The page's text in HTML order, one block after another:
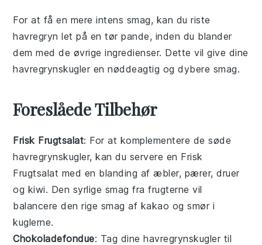
For at få en mere intens smag, kan du riste
havregryn let på en tør pande, inden du blander
dem med de øvrige ingredienser. Dette vil give dine
havregrynskugler en nøddeagtig og dybere smag.
Foreslåede Tilbehør
Frisk Frugtsalat: For at komplementere de søde
havregrynskugler, kan du servere en Frisk
Frugtsalat med en blanding afæbler, pærer,druer
og kiwi. Den syrlige smag fra frugterne vil
balancere den rige smag af kakao ogsmør i
kuglerne.
Chokoladefondue: Tag dinehavregrynskugler til